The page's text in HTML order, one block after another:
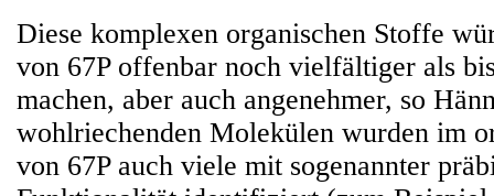
Diese komplexen organischen Stoffe
von 67P offenbar noch vielfältiger als
machen, aber auch angenehmer, so
wohlriechenden Molekülen wurden im
von 67P auch viele mit sogenannter